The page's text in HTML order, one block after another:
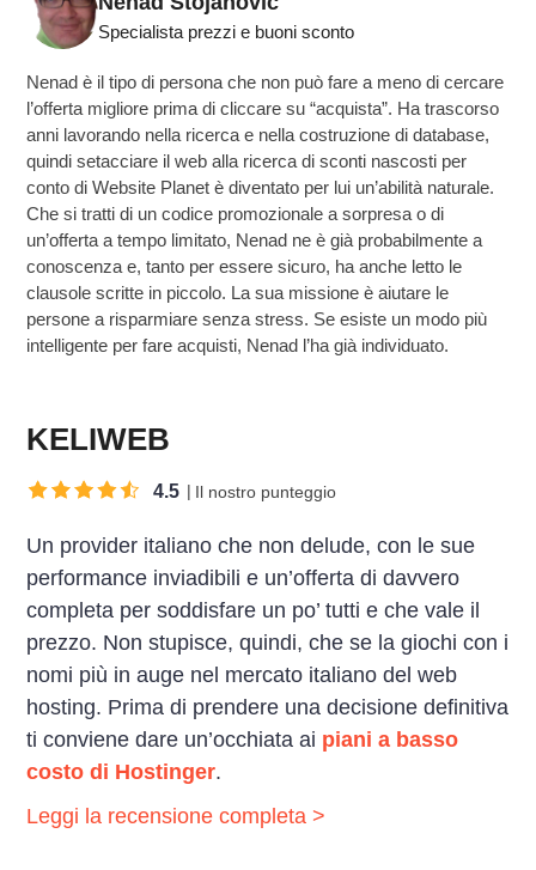
Specialista prezzi e buoni sconto
Nenad è il tipo di persona che non può fare a meno di cercare
l’offerta migliore prima di cliccare su “acquista”. Ha trascorso
anni lavorando nella ricerca e nella costruzione di database,
quindi setacciare il web alla ricerca di sconti nascosti per
conto di Website Planet è diventato per lui un’abilità naturale.
Che si tratti di un codice promozionale a sorpresa o di
un’offerta a tempo limitato, Nenad ne è già probabilmente a
conoscenza e, tanto per essere sicuro, ha anche letto le
clausole scritte in piccolo. La sua missione è aiutare le
persone a risparmiare senza stress. Se esiste un modo più
intelligente per fare acquisti, Nenad l’ha già individuato.
KELIWEB
4.5 Il nostro punteggio
Un provider italiano che non delude, con le sue
performance inviadibili e un’offerta di davvero
completa per soddisfare un po’ tutti e che vale il
prezzo. Non stupisce, quindi, che se la giochi con i
nomi più in auge nel mercato italiano del web
hosting. Prima di prendere una decisione definitiva
ti conviene dare un’occhiata ai piani a basso
costo di Hostinger.
Leggi la recensione completa >